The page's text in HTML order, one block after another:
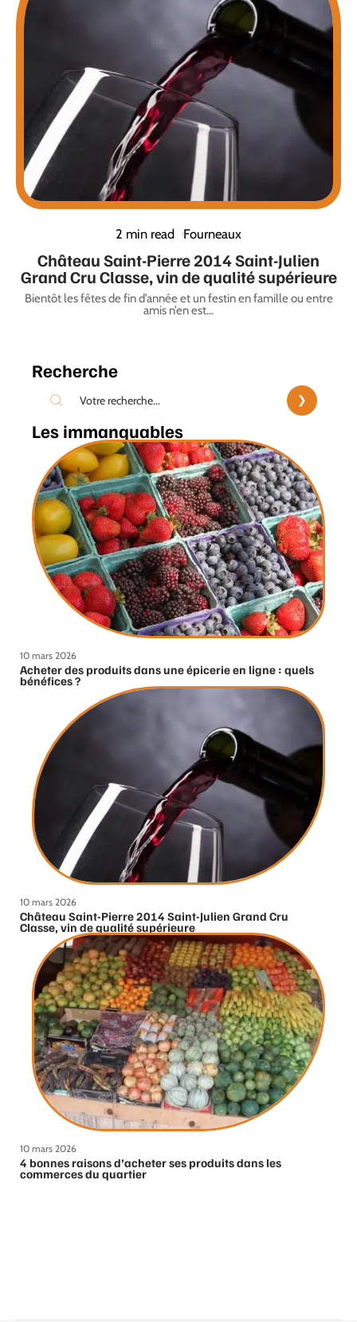
2 min read Fourneaux
Château Saint-Pierre 2014 Saint-Julien
Grand Cru Classe, vin de qualité supérieure
Bientôt les fêtes de fin d’année et un festin en famille ou entre
amis n’en est…
Recherche
Les immanquables
10 mars 2026
Acheter des produits dans une épicerie en ligne : quels
bénéfices ?
10 mars 2026
Château Saint-Pierre 2014 Saint-Julien Grand Cru
Classe, vin de qualité supérieure
10 mars 2026
4 bonnes raisons d’acheter ses produits dans les
commerces du quartier